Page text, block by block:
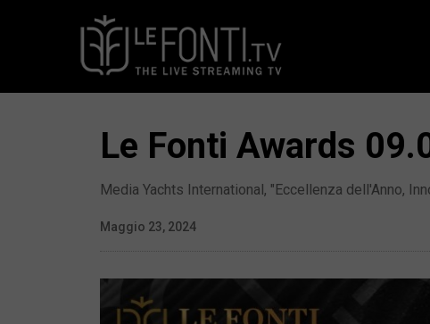
Le Fonti Awards
Media Yachts International, "Eccellenza dell'Anno,
Maggio 23, 2024